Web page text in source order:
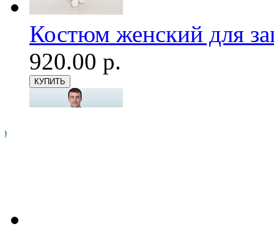
Костюм женский для
920.00 р.